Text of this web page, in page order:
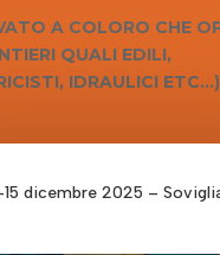
A COLORO CHE
QUALI EDILI,
IDRAULICI ETC…)
dicembre 2025 –